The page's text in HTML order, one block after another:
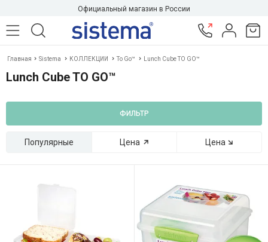
Официальный магазин в России
Главная Sistema КОЛЛЕКЦИИ To Go™ Lunch Cube TO GO™
Lunch Cube TO GO™
ФИЛЬТР
Популярные Цена Цена